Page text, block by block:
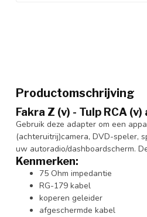
Productomschrijving
Fakra Z (v) - Tulp RCA
Gebruik deze adapter om een
(achteruitrij)camera, DVD-speler,
uw autoradio/dashboardscherm.
Kenmerken:
75 Ohm impedantie
RG-179 kabel
koperen geleider
afgeschermde kabel